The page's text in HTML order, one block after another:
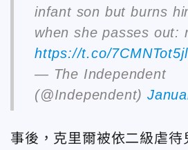
infant son but burns
when she passes out:
https://t.co/7CMNTot5jl
— The Independent
(@Independent)
事後，克里爾被依二級虐待